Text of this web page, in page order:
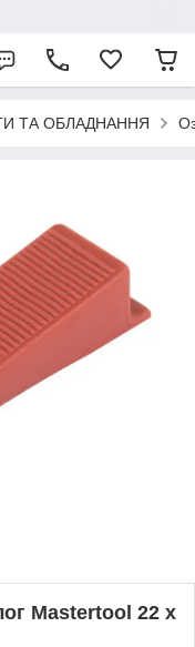
ТА ОБЛАДНАННЯ
Mastertool 22 x